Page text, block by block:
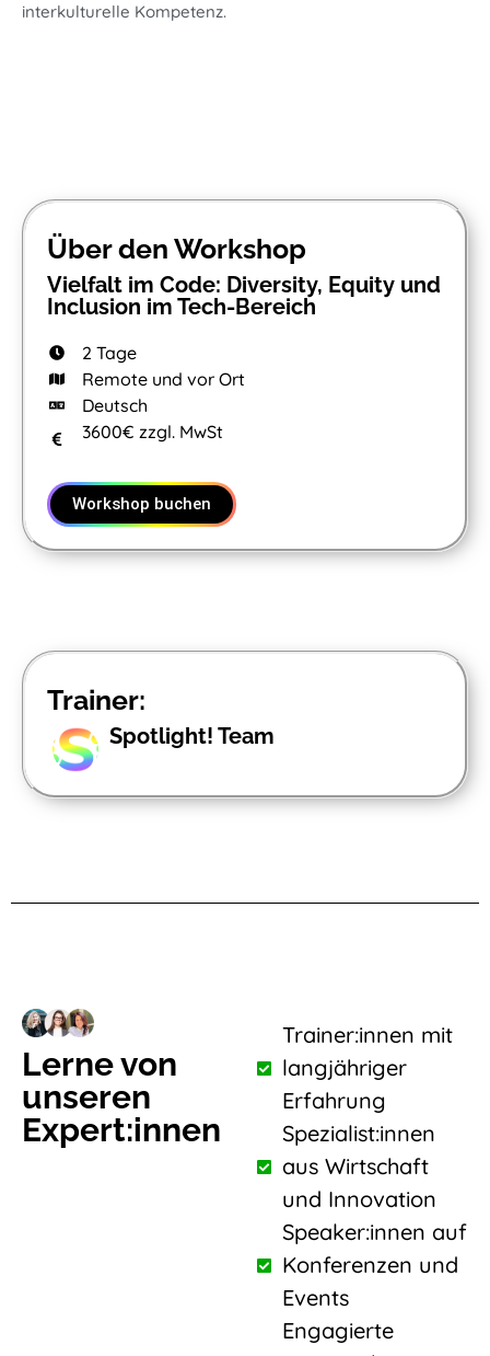
interkulturelle Kompetenz.
Über den Workshop
Vielfalt im Code: Diversity, Equity und
Inclusion im Tech-Bereich
2 Tage
Remote und vor Ort
Deutsch
3600€ zzgl. MwSt
Workshop buchen
Trainer:
Spotlight! Team
Lerne von
unseren
Expert:innen
Trainer:innen mit
langjähriger
Erfahrung
Spezialist:innen
aus Wirtschaft
und Innovation
Speaker:innen auf
Konferenzen und
Events
Engagierte